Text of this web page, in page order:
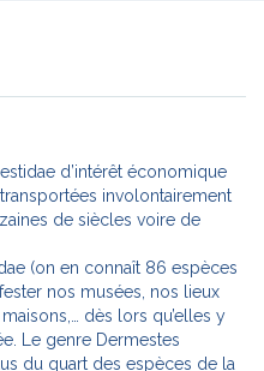
d’intérêt économique
involontairement
de siècles voire de
(on en connaît 86 espèces
nos musées, nos lieux
dès lors qu’elles y
Le genre Dermestes
du quart des espèces de la